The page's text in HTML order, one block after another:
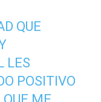
QUE
LES
POSITIVO